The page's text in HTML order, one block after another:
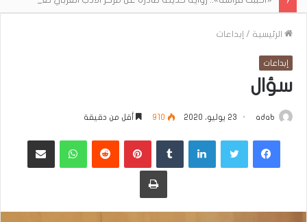
الرئيسية / إبداعات
إبداعات
سؤال
adab 23 يوليو، 2020 910 أقل من دقيقة
فيسبوكتويتر لينكدإن ‏Tumblr بينتيريست
‏Reddit واتساب مشاركة عبر البريد
طباعة